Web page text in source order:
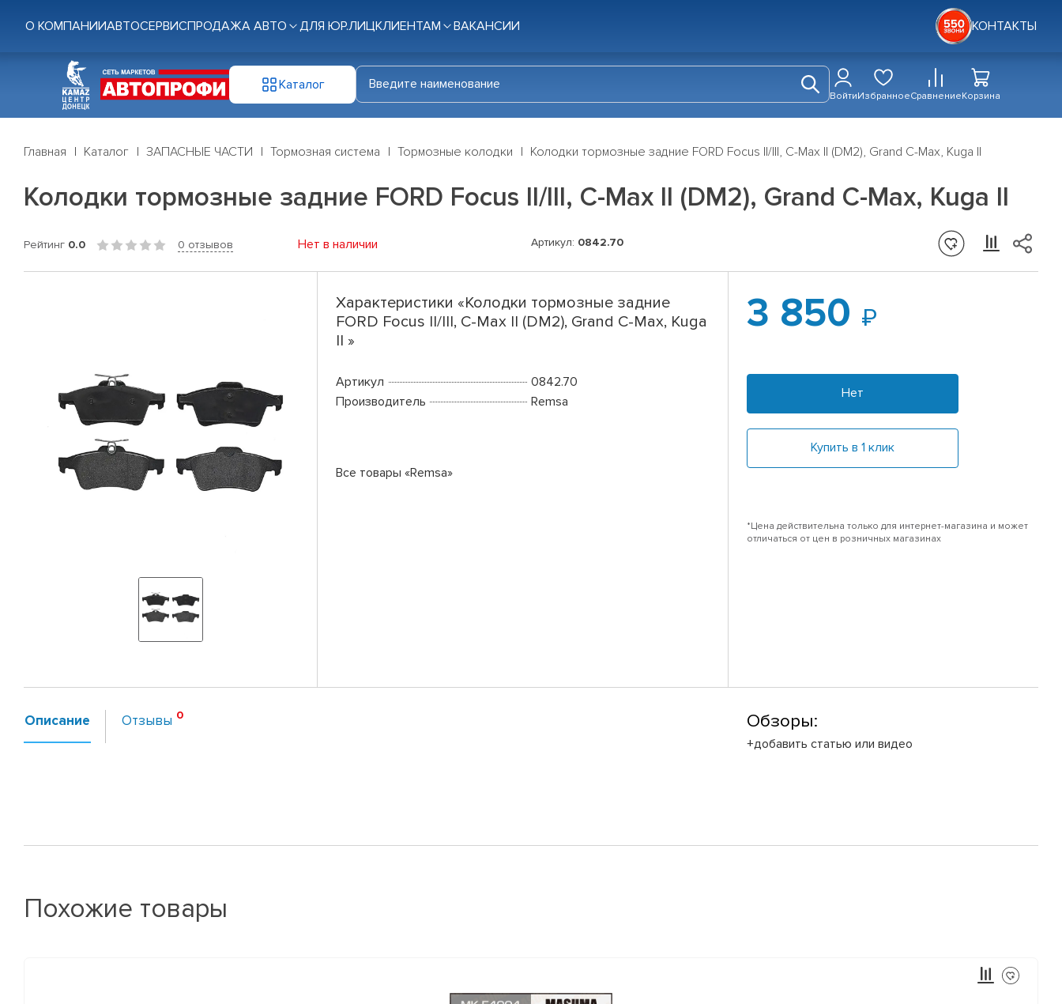
О КОМПАНИИАВТОСЕРВИСПРОДАЖА АВТО ДЛЯ ЮР.ЛИЦКЛИЕНТАМ ВАКАНСИИ КОНТАКТЫ
Каталог
ВойтиИзбранноеСравнениеКорзина
Главная Каталог ЗАПАСНЫЕ ЧАСТИ Тормозная система Тормозные колодки Колодки тормозные задние FORD Focus II/III, C-Max II (DM2), Grand C-Max, Kuga II
Колодки тормозные задние FORD Focus II/III, C-Max II (DM2), Grand C-Max, Kuga II
Рейтинг 0.0 0 отзывов Нет в наличии Артикул: 0842.70
Характеристики «Колодки тормозные задние
FORD Focus II/III, C-Max II (DM2), Grand C-Max, Kuga
II »
Артикул
0842.70
Производитель
Remsa
Все товары «Remsa»
3 850
Нет
Купить в 1 клик
*Цена действительна только для интернет-магазина и может
отличаться от цен в розничных магазинах
Описание Отзывы Обзоры:
+добавить статью или видео
Похожие товары